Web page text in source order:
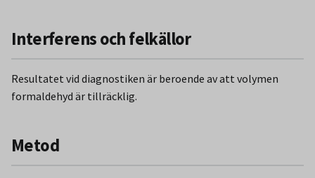
Interferens och felkällor
Resultatet vid diagnostiken är beroende av att volymen
formaldehyd är tillräcklig.
Metod